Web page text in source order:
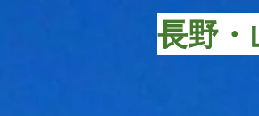
長野